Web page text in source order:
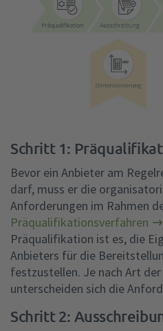
Schritt 1:
Bevor ein Anbieter am
darf, muss er die
Anforderungen im Rahmen
Präqualifikationsverfahren
Präqualifikation ist es, die
Anbieters für die
festzustellen. Je nach Art
unterscheiden sich die
Schritt 2: